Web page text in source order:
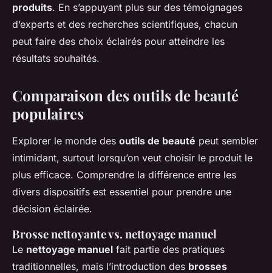
produits. En s’appuyant plus sur des témoignages
d’experts et des recherches scientifiques, chacun
peut faire des choix éclairés pour atteindre les
résultats souhaités.
Comparaison des outils de beauté
populaires
Explorer le monde des outils de beauté peut sembler
intimidant, surtout lorsqu’on veut choisir le produit le
plus efficace. Comprendre la différence entre les
divers dispositifs est essentiel pour prendre une
décision éclairée.
Brosse nettoyante vs. nettoyage manuel
Le nettoyage manuel fait partie des pratiques
traditionnelles, mais l’introduction des brosses